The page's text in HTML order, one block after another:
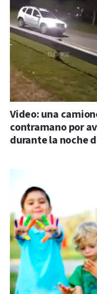
Video: una
contramano por
durante la noche